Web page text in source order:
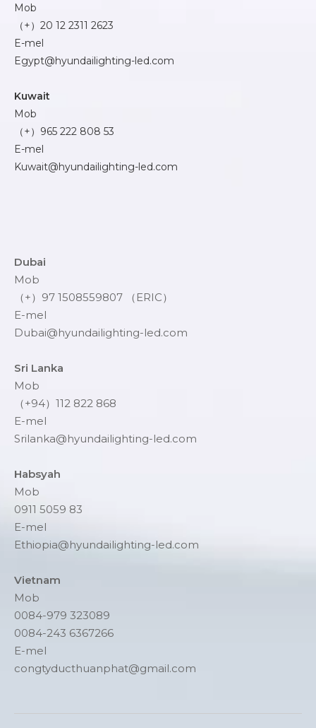
Mob
（+）20 12 2311 2623
E-mel
Egypt@hyundailighting-led.com
Kuwait
Mob
（+）965 222 808 53
E-mel
Kuwait@hyundailighting-led.com
Dubai
Mob
（+）97 1508559807 （ERIC）
E-mel
Dubai@hyundailighting-led.com
Sri Lanka
Mob
（+94）112 822 868
E-mel
Srilanka@hyundailighting-led.com
Habsyah
Mob
0911 5059 83
E-mel
Ethiopia@hyundailighting-led.com
Vietnam
Mob
0084-979 323089
0084-243 6367266
E-mel
congtyducthuanphat@gmail.com